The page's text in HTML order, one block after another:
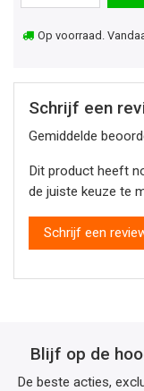
Op voorraad.
Schrijf een
Gemiddelde
Dit product heeft
de juiste keuze te
Schrijf een
Blijf op de
De beste acties,